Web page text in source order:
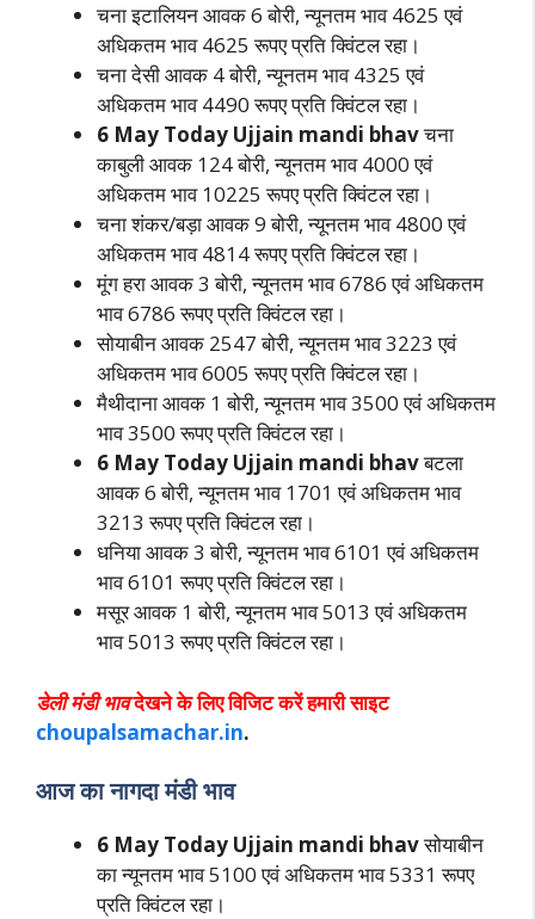
चना इटालियन आवक 6 बोरी, न्यूनतम भाव 4625 एवं
अधिकतम भाव 4625 रूपए प्रति क्विंटल रहा।
चना देसी आवक 4 बोरी, न्यूनतम भाव 4325 एवं
अधिकतम भाव 4490 रूपए प्रति क्विंटल रहा।
6 May Today Ujjain mandi bhavचना
काबुली आवक 124 बोरी, न्यूनतम भाव 4000 एवं
अधिकतम भाव 10225 रूपए प्रति क्विंटल रहा।
चना शंकर/बड़ा आवक 9 बोरी, न्यूनतम भाव 4800 एवं
अधिकतम भाव 4814 रूपए प्रति क्विंटल रहा।
मूंग हरा आवक 3 बोरी, न्यूनतम भाव 6786 एवं अधिकतम
भाव 6786 रूपए प्रति क्विंटल रहा।
सोयाबीन आवक 2547 बोरी, न्यूनतम भाव 3223 एवं
अधिकतम भाव 6005 रूपए प्रति क्विंटल रहा।
मैथीदाना आवक 1 बोरी, न्यूनतम भाव 3500 एवं अधिकतम
भाव 3500 रूपए प्रति क्विंटल रहा।
6 May Today Ujjain mandi bhavबटला
आवक 6 बोरी, न्यूनतम भाव 1701 एवं अधिकतम भाव
3213 रूपए प्रति क्विंटल रहा।
धनिया आवक 3 बोरी, न्यूनतम भाव 6101 एवं अधिकतम
भाव 6101 रूपए प्रति क्विंटल रहा।
मसूर आवक 1 बोरी, न्यूनतम भाव 5013 एवं अधिकतम
भाव 5013 रूपए प्रति क्विंटल रहा।
डेली मंडी भावदेखने के लिए विजिट करें हमारी साइट
choupalsamachar.in.
आज का नागदा मंडी भाव
6 May Today Ujjain mandi bhavसोयाबीन
का न्यूनतम भाव 5100 एवं अधिकतम भाव 5331 रूपए
प्रति क्विंटल रहा।